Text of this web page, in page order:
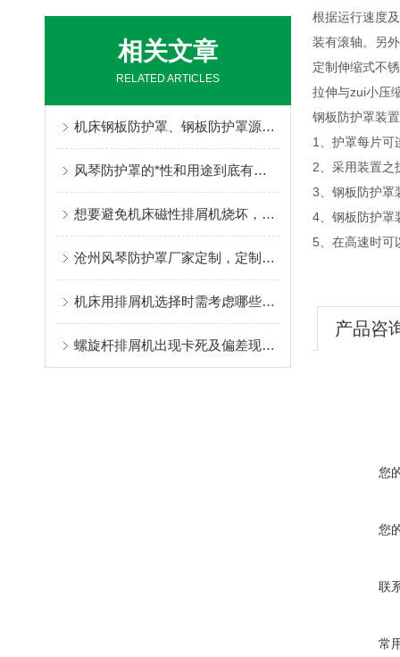
相关文章
RELATED ARTICLES
机床钢板防护罩、钢板防护罩源头工厂，全套售后保障降低设备运维成本
风琴防护罩的*性和用途到底有多大？我一起来看看
想要避免机床磁性排屑机烧坏，以下工作需要做到位
沧州风琴防护罩厂家定制，定制精准性价比出众
机床用排屑机选择时需考虑哪些事项？
螺旋杆排屑机出现卡死及偏差现象的处理方法
根据运行速度
装有滚轴。另
定制伸缩式不
拉伸与zui小压
钢板防护罩装
1、护罩每片可
2、采用装置
3、钢板防护罩
4、钢板防护罩
5、在高速时可
产品咨
您
您
联
常